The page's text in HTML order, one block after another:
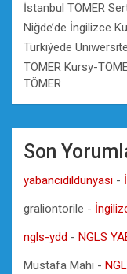
İstanbul TÖMER
Niğde’de İngilizce
Türkiýede
TÖMER Kursy-
TÖMER
Son
yabancidildunyasi -
graliontorile -
ngls-ydd - NGLS
Mustafa Mahi -